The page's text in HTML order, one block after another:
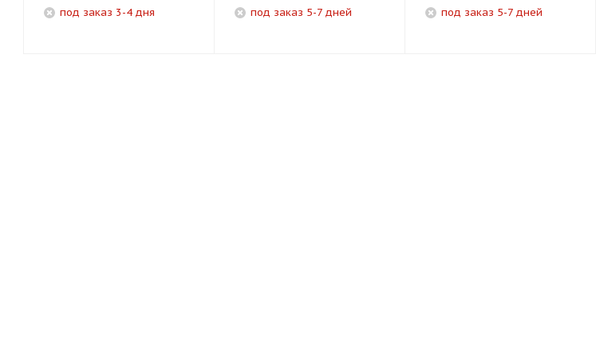
под заказ 3-4 дня под заказ 5-7 дней под заказ 5-7 дней